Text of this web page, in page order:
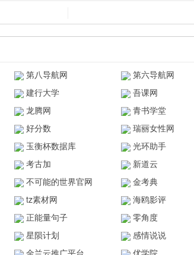
第八导航网 第六导航网
建行大学 吾课网
龙腾网 青书学堂
好分数 瑞丽女性网
玉衡杯数据库 光环助手
考古加 新道云
不可能的世界官网 金考典
tz素材网 海鸥影评
正能量句子 零角度
星陨计划 感情说说